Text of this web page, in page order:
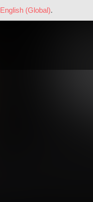
English (Global).